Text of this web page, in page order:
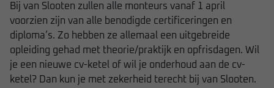
Bij van Slooten zullen alle monteurs vanaf 1 april
voorzien zijn van alle benodigde certificeringen en
diploma’s. Zo hebben ze allemaal een uitgebreide
opleiding gehad met theorie/praktijk en opfrisdagen. Wil
je een nieuwe cv-ketel of wil je onderhoud aan de cv-
ketel? Dan kun je met zekerheid terecht bij van Slooten.